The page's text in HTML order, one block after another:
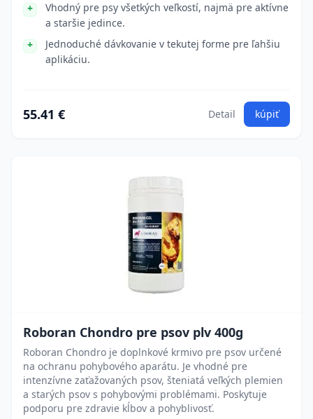
Vhodný pre psy všetkých veľkostí, najmä pre aktívne
a staršie jedince.
Jednoduché dávkovanie v tekutej forme pre ľahšiu
aplikáciu.
55.41 € Detail kúpiť
Roboran Chondro pre psov plv 400g
Roboran Chondro je doplnkové krmivo pre psov určené
na ochranu pohybového aparátu. Je vhodné pre
intenzívne zaťažovaných psov, šteniatá veľkých plemien
a starých psov s pohybovými problémami. Poskytuje
podporu pre zdravie kĺbov a pohyblivosť.